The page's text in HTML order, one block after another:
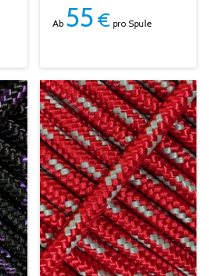
Ab 55 € pro Spule